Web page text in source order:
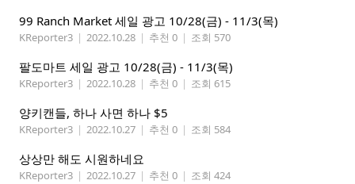
99 Ranch Market 세일 광고 10/28(금) - 11/3(목)
KReporter3 | 2022.10.28 | 추천 0 | 조회 570
팔도마트 세일 광고 10/28(금) - 11/3(목)
KReporter3 | 2022.10.28 | 추천 0 | 조회 615
양키캔들, 하나 사면 하나 $5
KReporter3 | 2022.10.27 | 추천 0 | 조회 584
상상만 해도 시원하네요
KReporter3 | 2022.10.27 | 추천 0 | 조회 424